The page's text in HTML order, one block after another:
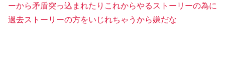
ーから矛盾突っ込まれたりこれからやるストーリーの為に
過去ストーリーの方をいじれちゃうから嫌だな